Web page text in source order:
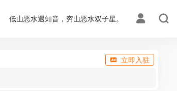
低山恶水遇知音，穷山恶水双子星。
立即入驻